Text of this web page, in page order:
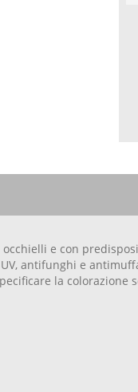
e con
antifunghi e
la colorazione